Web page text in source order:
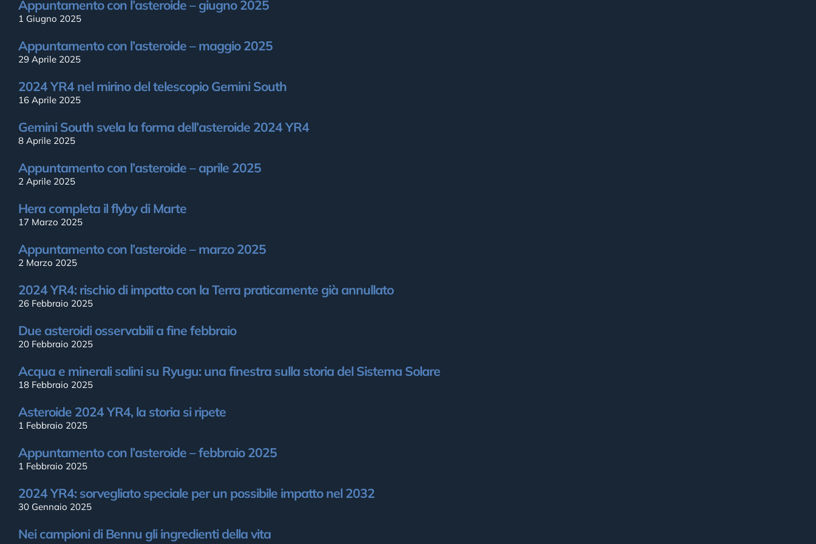
Appuntamento con l’asteroide – giugno 2025
1 Giugno 2025
Appuntamento con l’asteroide – maggio 2025
29 Aprile 2025
2024 YR4 nel mirino del telescopio Gemini South
16 Aprile 2025
Gemini South svela la forma dell’asteroide 2024 YR4
8 Aprile 2025
Appuntamento con l’asteroide – aprile 2025
2 Aprile 2025
Hera completa il flyby di Marte
17 Marzo 2025
Appuntamento con l’asteroide – marzo 2025
2 Marzo 2025
2024 YR4: rischio di impatto con la Terra praticamente già annullato
26 Febbraio 2025
Due asteroidi osservabili a fine febbraio
20 Febbraio 2025
Acqua e minerali salini su Ryugu: una finestra sulla storia del Sistema Solare
18 Febbraio 2025
Asteroide 2024 YR4, la storia si ripete
1 Febbraio 2025
Appuntamento con l’asteroide – febbraio 2025
1 Febbraio 2025
2024 YR4: sorvegliato speciale per un possibile impatto nel 2032
30 Gennaio 2025
Nei campioni di Bennu gli ingredienti della vita